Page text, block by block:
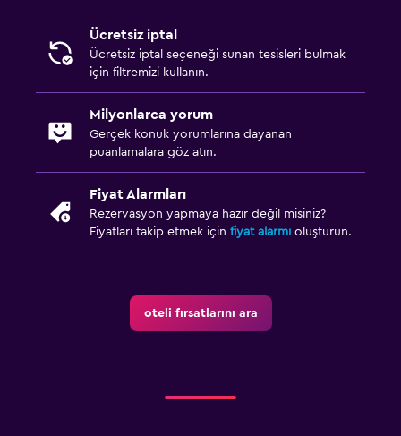
Ücretsiz iptal
Ücretsiz iptal seçeneği sunan tesisleri bulmak
için filtremizi kullanın.
Milyonlarca yorum
Gerçek konuk yorumlarına dayanan
puanlamalara göz atın.
Fiyat Alarmları
Rezervasyon yapmaya hazır değil misiniz?
Fiyatları takip etmek için fiyat alarmı oluşturun.
oteli fırsatlarını ara